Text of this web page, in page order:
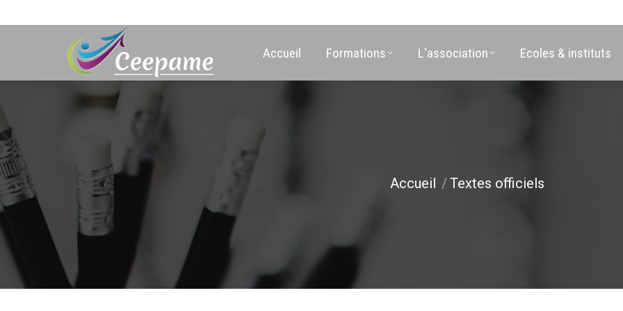
Accueil Formations L'association Ecoles & instituts
Vous êtes ici :
Accueil Textes officiels